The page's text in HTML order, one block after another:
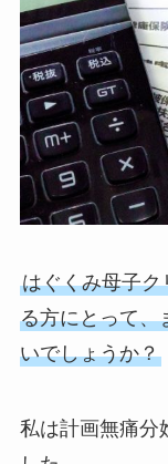
はぐくみ母子
る方にとって、
いでしょうか？
私は計画無痛分